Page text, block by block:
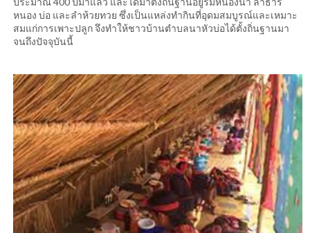
หนอง บ่อ และลำห้วยทวย ซึ่งเป็นแหล่งทำกินที่อุดมสมบูรณ์และเหมาะ
สมแก่การเพาะปลูก จึงทำให้ชาวบ้านตำบลนาหัวบ่อได้ตั้งถิ่นฐานมา
จนถึงปัจจุบันนี้